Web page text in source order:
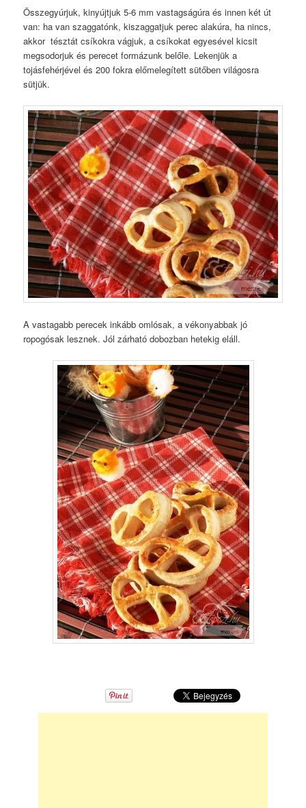
Összegyúrjuk, kinyújtjuk 5-6 mm vastagságúra és innen két út
van: ha van szaggatónk, kiszaggatjuk perec alakúra, ha nincs,
akkor tésztát csíkokra vágjuk, a csíkokat egyesével kicsit
megsodorjuk és perecet formázunk belőle. Lekenjük a
tojásfehérjével és 200 fokra előmelegített sütőben világosra
sütjük.
A vastagabb perecek inkább omlósak, a vékonyabbak jó
ropogósak lesznek. Jól zárható dobozban hetekig eláll.